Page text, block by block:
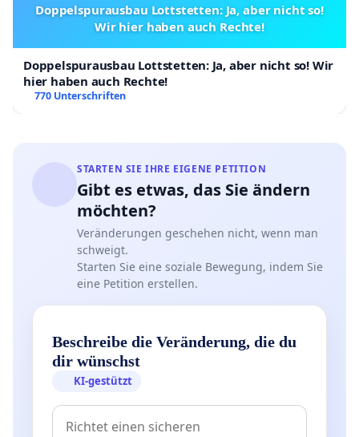
Doppelspurausbau Lottstetten: Ja, aber nicht so!
Wir hier haben auch Rechte!
Doppelspurausbau Lottstetten: Ja, aber nicht so! Wir
hier haben auch Rechte!
770 Unterschriften
STARTEN SIE IHRE EIGENE PETITION
Gibt es etwas, das Sie ändern
möchten?
Veränderungen geschehen nicht, wenn man
schweigt.
Starten Sie eine soziale Bewegung, indem Sie
eine Petition erstellen.
Beschreibe die Veränderung, die du
dir wünschst
KI-gestützt